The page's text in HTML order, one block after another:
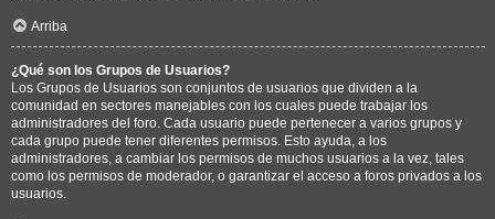
Arriba
¿Qué son los Grupos de Usuarios?
Los Grupos de Usuarios son conjuntos de usuarios que dividen a la
comunidad en sectores manejables con los cuales puede trabajar los
administradores del foro. Cada usuario puede pertenecer a varios grupos y
cada grupo puede tener diferentes permisos. Esto ayuda, a los
administradores, a cambiar los permisos de muchos usuarios a la vez, tales
como los permisos de moderador, o garantizar el acceso a foros privados a los
usuarios.